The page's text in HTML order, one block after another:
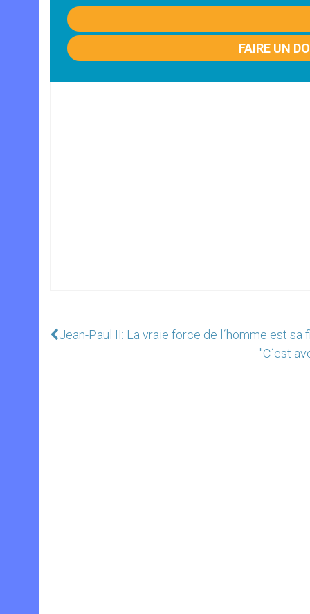
FAIRE UN
Jean-Paul II: La vraie force de l´homme est sa
"C´est